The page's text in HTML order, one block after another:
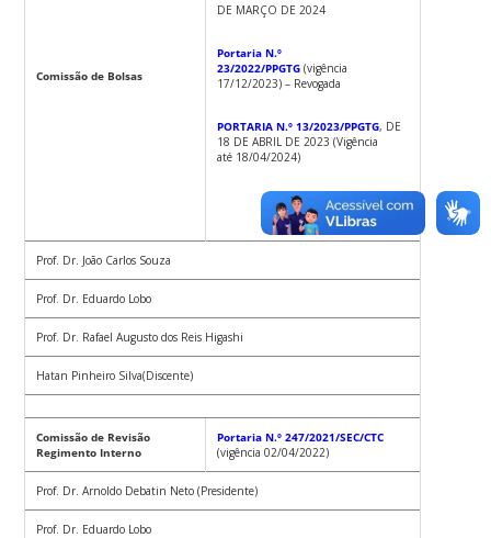
Comissão de Bolsas
DE MARÇO DE 2024
Portaria N.º
23/2022/PPGTG (vigência
17/12/2023) – Revogada
PORTARIA N.º 13/2023/PPGTG, DE
18 DE ABRIL DE 2023 (Vigência
até 18/04/2024)
Prof. Dr. João Carlos Souza
Prof. Dr. Eduardo Lobo
Prof. Dr. Rafael Augusto dos Reis Higashi
Hatan Pinheiro Silva(Discente)
Comissão de Revisão
Regimento Interno
Portaria N.º 247/2021/SEC/CTC
(vigência 02/04/2022)
Prof. Dr. Arnoldo Debatin Neto (Presidente)
Prof. Dr. Eduardo Lobo